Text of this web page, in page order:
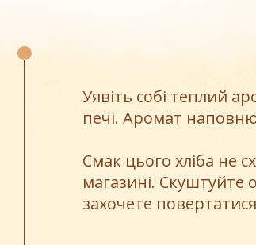
Уявіть собі теплий
печі. Аромат
Смак цього хліба не
магазині. Скуштуйте
захочете